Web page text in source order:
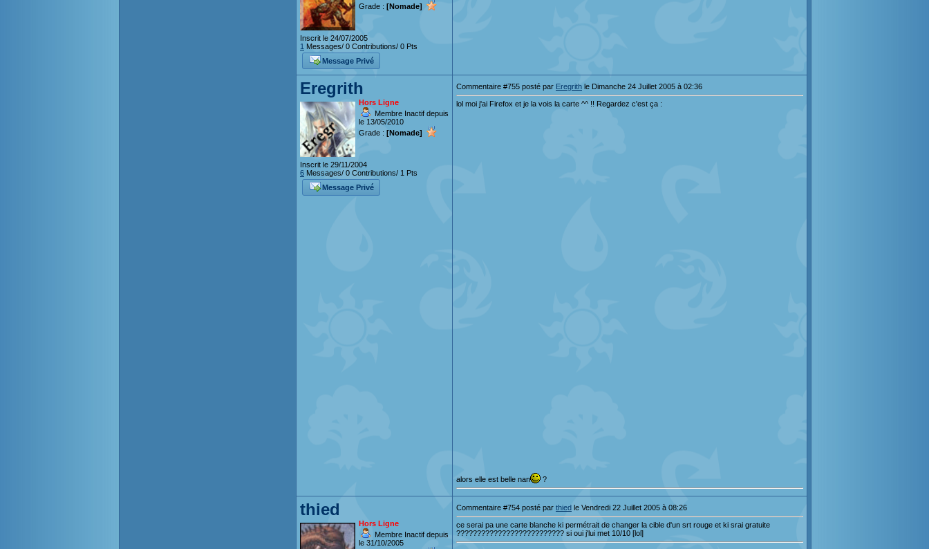
Grade : [Nomade]
Inscrit le 24/07/2005
1 Messages/ 0 Contributions/ 0 Pts
Message Privé
Eregrith
Hors Ligne
Membre Inactif depuis
le 13/05/2010
Grade : [Nomade]
Inscrit le 29/11/2004
6 Messages/ 0 Contributions/ 1 Pts
Message Privé
Commentaire #755 posté par Eregrith le Dimanche 24 Juillet 2005 à 02:36
lol moi j'ai Firefox et je la vois la carte ^^ !! Regardez c'est ça :
alors elle est belle nan ?
thied
Hors Ligne
Membre Inactif depuis
le 31/10/2005
Commentaire #754 posté par thied le Vendredi 22 Juillet 2005 à 08:26
ce serai pa une carte blanche ki permétrait de changer la cible d'un srt rouge et ki srai gratuite
?????????????????????????? si oui j'lui met 10/10 [lol]